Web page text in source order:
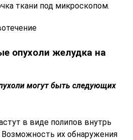
ткани под микроскопом.
опухоли желудка на
могут быть следующих
в виде полипов внутрь
их обнаружения